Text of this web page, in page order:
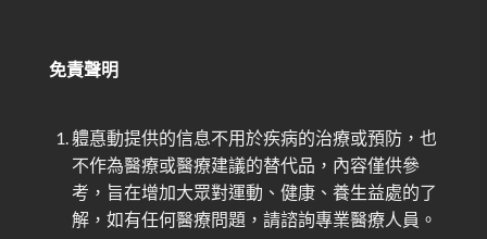
免責聲明
軆惪動提供的信息不用於疾病的治療或預防，也
不作為醫療或醫療建議的替代品，內容僅供參
考，旨在增加大眾對運動、健康、養生益處的了
解，如有任何醫療問題，請諮詢專業醫療人員。